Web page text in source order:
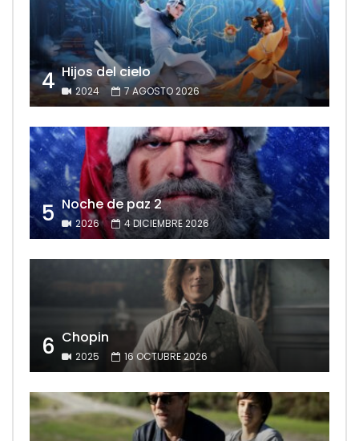
4 Hijos del cielo
2024 7 AGOSTO 2026
5 Noche de paz 2
2026 4 DICIEMBRE 2026
6 Chopin
2025 16 OCTUBRE 2026